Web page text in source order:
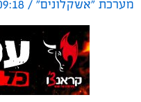
מערכת "אשקלונים" / 09:18 20.08.25